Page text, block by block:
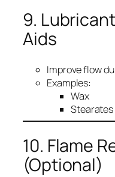
9.
Aids
Improve flow
Examples:
Wax
Stearates
10. Flame
(Optional)